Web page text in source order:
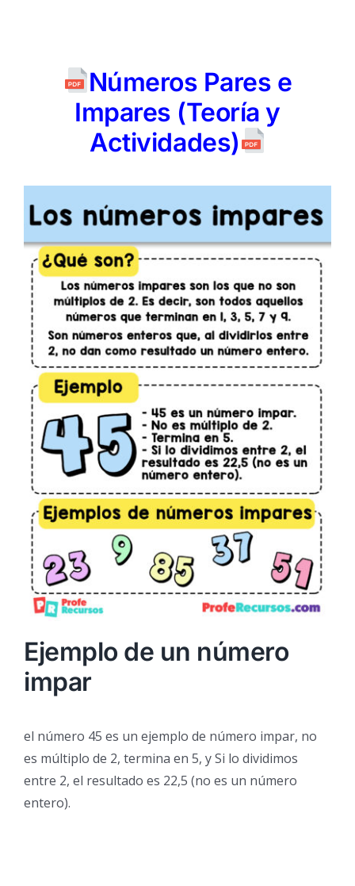
Números Pares e
Impares (Teoría y
Actividades)
Ejemplo de un número
impar
el número 45 es un ejemplo de número impar, no
es múltiplo de 2, termina en 5, y Si lo dividimos
entre 2, el resultado es 22,5 (no es un número
entero).